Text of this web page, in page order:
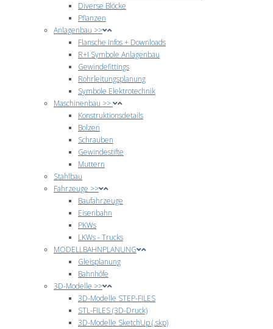
Diverse Blöcke
Pflanzen
Anlagenbau >>
Flansche Infos + Downloads
R+I Symbole Anlagenbau
Gewindefittings
Rohrleitungsplanung
Symbole Elektrotechnik
Maschinenbau >>
Konstruktionsdetails
Bolzen
Schrauben
Gewindestifte
Muttern
Stahlbau
Fahrzeuge >>
Baufahrzeuge
Eisenbahn
PKWs
LKWs - Trucks
MODELLBAHNPLANUNG
Gleisplanung
Bahnhöfe
3D-Modelle >>
3D-Modelle STEP-FILES
STL-FILES (3D-Druck)
3D-Modelle SketchUp (.skp)